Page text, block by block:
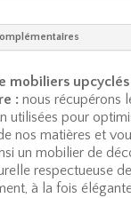
mobiliers
:nous récupérons
utilisées pour
nos matières et
un mobilier de
respectueuse de
à la fois